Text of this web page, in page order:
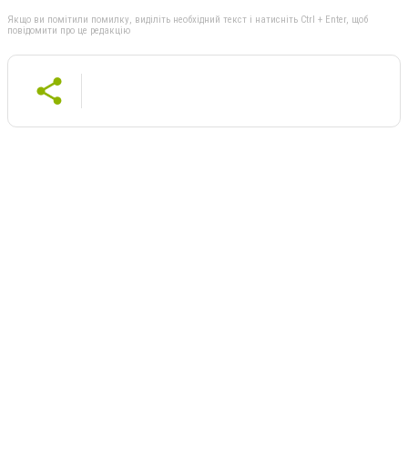
Якщо ви помітили помилку, виділіть необхідний текст і натисніть Ctrl + Enter, щоб
повідомити про це редакцію